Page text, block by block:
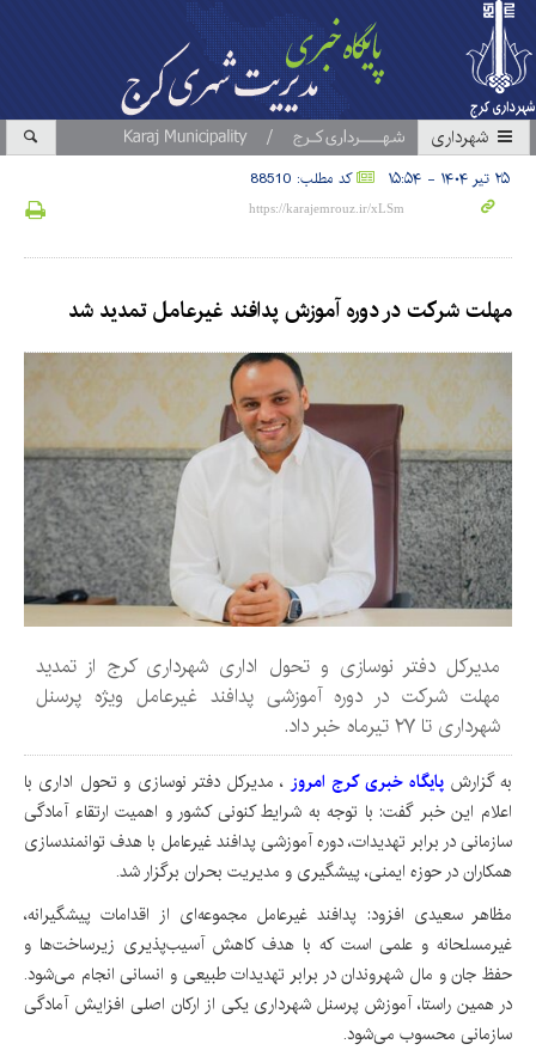
شهرداری
۲۵ تیر ۱۴۰۴ - ۱۵:۵۴ کد مطلب: 88510
مهلت شرکت در دوره آموزش پدافند غیرعامل تمدید شد
مدیرکل دفتر نوسازی و تحول اداری شهرداری کرج از تمدید
مهلت شرکت در دوره آموزشی پدافند غیرعامل ویژه پرسنل
شهرداری تا ۲۷ تیرماه خبر داد.
به گزارش پایگاه خبری کرج امروز، مدیرکل دفتر نوسازی و تحول اداری با
اعلام این خبر گفت: با توجه به شرایط کنونی کشور و اهمیت ارتقاء آمادگی
سازمانی در برابر تهدیدات، دوره آموزشی پدافند غیرعامل با هدف توانمندسازی
همکاران در حوزه ایمنی، پیشگیری و مدیریت بحران برگزار شد.
مظاهر سعیدی افزود: پدافند غیرعامل مجموعه‌ای از اقدامات پیشگیرانه،
غیرمسلحانه و علمی است که با هدف کاهش آسیب‌پذیری زیرساخت‌ها و
حفظ جان و مال شهروندان در برابر تهدیدات طبیعی و انسانی انجام می‌شود.
در همین راستا، آموزش پرسنل شهرداری یکی از ارکان اصلی افزایش آمادگی
سازمانی محسوب می‌شود.